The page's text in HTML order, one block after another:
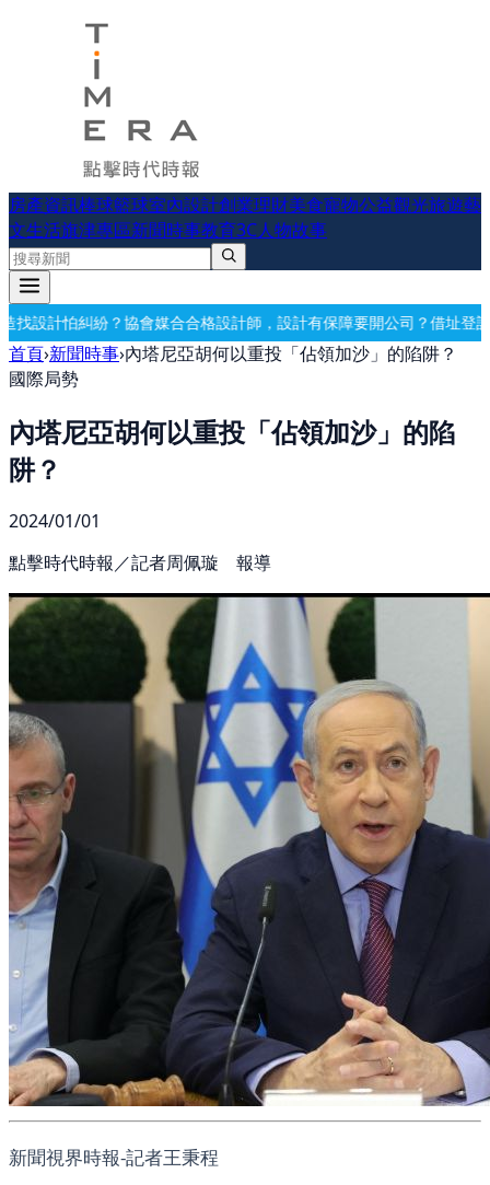
房產資訊棒球籃球室內設計創業理財美食寵物公益觀光旅遊藝
文生活旗津專區新聞時事教育3C人物故事
格設計師，設計有保障要開公司？借址登記・公司設立・工商登記一
首頁›新聞時事›內塔尼亞胡何以重投「佔領加沙」的陷阱？
國際局勢
內塔尼亞胡何以重投「佔領加沙」的陷
阱？
2024/01/01
點擊時代時報／記者周佩璇 報導
新聞視界時報-記者王秉程